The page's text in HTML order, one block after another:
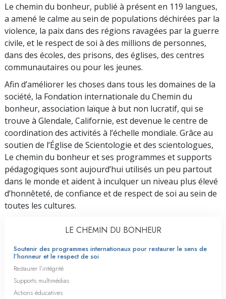
Le chemin du bonheur, publié à présent en 119 langues,
a amené le calme au sein de populations déchirées par la
violence, la paix dans des régions ravagées par la guerre
civile, et le respect de soi à des millions de personnes,
dans des écoles, des prisons, des églises, des centres
communautaires ou pour les jeunes.
Afin d’améliorer les choses dans tous les domaines de la
société, la Fondation internationale du Chemin du
bonheur, association laïque à but non lucratif, qui se
trouve à Glendale, Californie, est devenue le centre de
coordination des activités à l’échelle mondiale. Grâce au
soutien de l’Église de Scientologie et des scientologues,
Le chemin du bonheur et ses programmes et supports
pédagogiques sont aujourd’hui utilisés un peu partout
dans le monde et aident à inculquer un niveau plus élevé
d’honnêteté, de confiance et de respect de soi au sein de
toutes les cultures.
LE CHEMIN DU BONHEUR
Soutenir des programmes internationaux pour restaurer le sens de
l’honneur et le respect de soi
Restaurer l’intégrité
Supports multimédias
Actions éducatives